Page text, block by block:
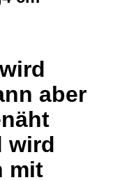
aber
wird
mit